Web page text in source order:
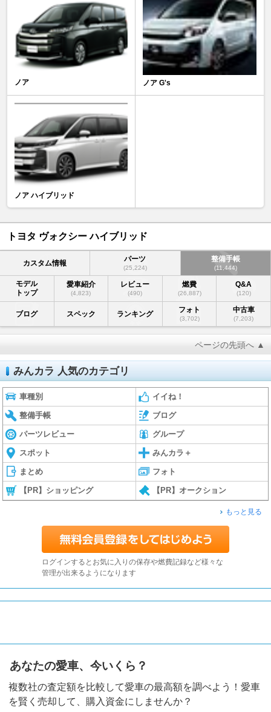
ノア ノア G's
ノア ハイブリッド
トヨタ ヴォクシー ハイブリッド
カスタム情報 パーツ
(25,224)
整備手帳
(11,444)
モデル
トップ
愛車紹介
(4,823)
レビュー
(490)
燃費
(26,887)
Q&A
(120)
ブログ スペック ランキング フォト
(3,702)
中古車
(7,203)
ページの先頭へ ▲
みんカラ 人気のカテゴリ
車種別 イイね！
整備手帳 ブログ
パーツレビュー グループ
スポット みんカラ＋
まとめ フォト
【PR】ショッピング 【PR】オークション
もっと見る
ログインするとお気に入りの保存や燃費記録など様々な
管理が出来るようになります
あなたの愛車、今いくら？
複数社の査定額を比較して愛車の最高額を調べよう！愛車
を賢く売却して、購入資金にしませんか？